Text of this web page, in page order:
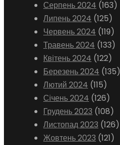
Серпень 2024 (163)
Липень 2024 (125)
Червень 2024 (119)
Травень 2024 (133)
Квітень 2024 (122)
Березень 2024 (135)
Лютий 2024 (115)
Січень 2024 (126)
Грудень 2023 (108)
Листопад 2023 (126)
Жовтень 2023 (121)